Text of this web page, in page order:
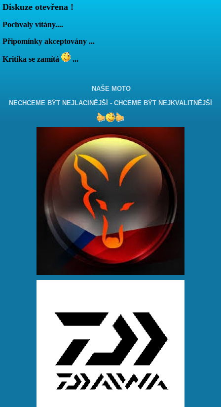
Diskuze otevřena !
Pochvaly vítány....
Připomínky akceptovány ...
Kritika se zamítá ...
NAŠE MOTO
NECHCEME BÝT NEJLACINĚJŠÍ - CHCEME BÝT NEJKVALITNĚJŠÍ